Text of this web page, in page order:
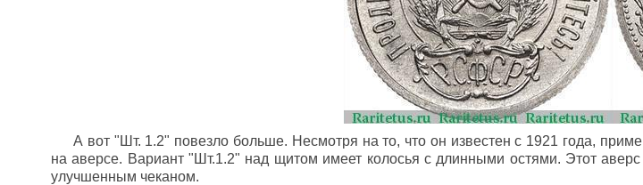
А вот "Шт. 1.2" повезло больше. Несмотря на то, что он известен с 1921 года,
на аверсе. Вариант "Шт.1.2" над щитом имеет колосья с длинными остями. Этот
улучшенным чеканом.